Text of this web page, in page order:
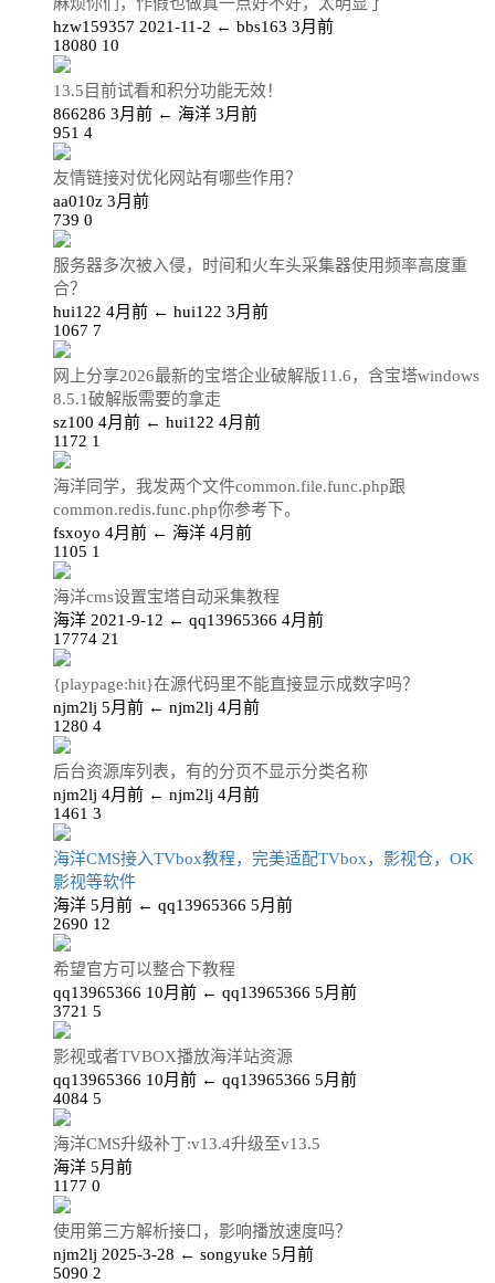
hzw159357 2021-11-2 ← bbs163 3月前
18080 10
13.5目前试看和积分功能无效！
866286 3月前 ← 海洋 3月前
951 4
友情链接对优化网站有哪些作用？
aa010z 3月前
739 0
服务器多次被入侵，时间和火车头采集器使用频率高度重
合？
hui122 4月前 ← hui122 3月前
1067 7
网上分享2026最新的宝塔企业破解版11.6，含宝塔windows
8.5.1破解版需要的拿走
sz100 4月前 ← hui122 4月前
1172 1
海洋同学，我发两个文件common.file.func.php跟
common.redis.func.php你参考下。
fsxoyo 4月前 ← 海洋 4月前
1105 1
海洋cms设置宝塔自动采集教程
海洋 2021-9-12 ← qq13965366 4月前
17774 21
{playpage:hit}在源代码里不能直接显示成数字吗？
njm2lj 5月前 ← njm2lj 4月前
1280 4
后台资源库列表，有的分页不显示分类名称
njm2lj 4月前 ← njm2lj 4月前
1461 3
海洋CMS接入TVbox教程，完美适配TVbox，影视仓，OK
影视等软件
海洋 5月前 ← qq13965366 5月前
2690 12
希望官方可以整合下教程
qq13965366 10月前 ← qq13965366 5月前
3721 5
影视或者TVBOX播放海洋站资源
qq13965366 10月前 ← qq13965366 5月前
4084 5
海洋CMS升级补丁:v13.4升级至v13.5
海洋 5月前
1177 0
使用第三方解析接口，影响播放速度吗？
njm2lj 2025-3-28 ← songyuke 5月前
5090 2